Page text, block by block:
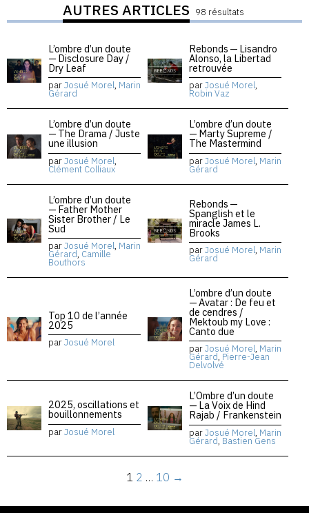
AUTRES ARTICLES 98 résultats
L’ombre d’un doute
— Disclosure Day /
Dry Leaf
parJosué Morel, Marin
Gérard
Rebonds — Lisandro
Alonso, la Libertad
retrouvée
parJosué Morel,
Robin Vaz
L’ombre d’un doute
— The Drama / Juste
une illusion
parJosué Morel,
Clément Colliaux
L’ombre d’un doute
— Marty Supreme /
The Mastermind
parJosué Morel, Marin
Gérard
L’ombre d’un doute
— Father Mother
Sister Brother / Le
Sud
parJosué Morel, Marin
Gérard, Camille
Bouthors
Rebonds —
Spanglish et le
miracle James L.
Brooks
parJosué Morel, Marin
Gérard
Top 10 de l’année
2025
parJosué Morel
L’ombre d’un doute
— Avatar : De feu et
de cendres /
Mektoub my Love :
Canto due
parJosué Morel, Marin
Gérard, Pierre-Jean
Delvolvé
2025, oscillations et
bouillonnements
parJosué Morel
L’Ombre d’un doute
— La Voix de Hind
Rajab / Frankenstein
parJosué Morel, Marin
Gérard, Bastien Gens
1 2 … 10 →